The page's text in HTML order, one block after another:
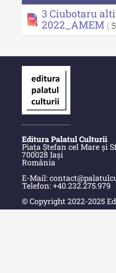
MediCult - Revista
culturală
culturală IV (2025)
MediCult - Revista
culturală III (2024)
MediCult - Revista
culturală II (2023)
Indexul Complet
Acta Pangratia
Acta Pangratia I
Acta Pangratia II
3 Ciubotaru
2022_AMEM (
Editura Palatul Culturii
Piața Ștefan cel Mare și
700028 Iași
România
E-Mail:
Telefon: +40.232.275.979
© Copyright 2022-2025